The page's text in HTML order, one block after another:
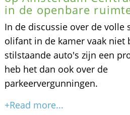
in de openbare
In de discussie over de volle
olifant in de kamer vaak niet
stilstaande auto's zijn een
heb het dan ook over de
parkeervergunningen.
+Read more...